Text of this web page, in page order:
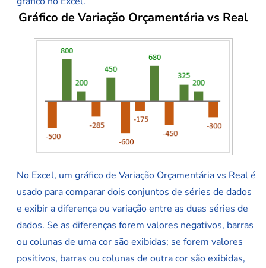
Gráfico de Variação Orçamentária vs Real
No Excel, um gráfico de Variação Orçamentária vs Real é
usado para comparar dois conjuntos de séries de dados
e exibir a diferença ou variação entre as duas séries de
dados. Se as diferenças forem valores negativos, barras
ou colunas de uma cor são exibidas; se forem valores
positivos, barras ou colunas de outra cor são exibidas,